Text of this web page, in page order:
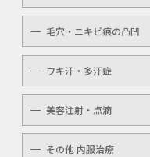
レーザートーニング
ケミカルピーリング
毛穴・ニキビ痕の凸凹
YAGシャワー
毛穴洗浄
ワキ汗・多汗症
ボトックスボツラックス
ボトックスビスタ
美容注射・点滴
高濃度ビタミンC点滴
その他 内服治療